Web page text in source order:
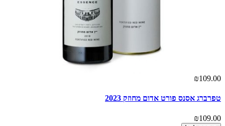
₪109.00
טפרברג אסנס פורט אדום מחוזק 2023
₪109.00